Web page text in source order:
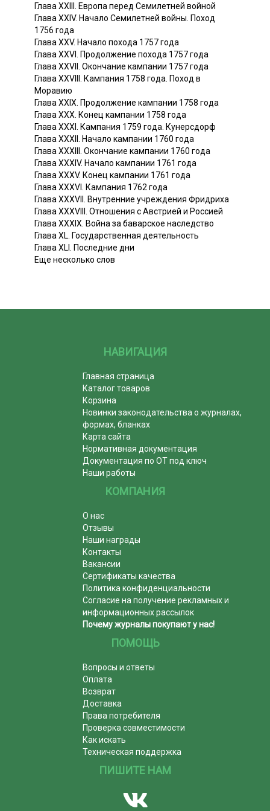
Глава XXIII. Европа перед Семилетней войной
Глава XXIV. Начало Семилетней войны. Поход
1756 года
Глава XXV. Начало похода 1757 года
Глава XXVI. Продолжение похода 1757 года
Глава XXVII. Окончание кампании 1757 года
Глава XXVIII. Кампания 1758 года. Поход в
Моравию
Глава XXIX. Продолжение кампании 1758 года
Глава XXX. Конец кампании 1758 года
Глава XXXI. Кампания 1759 года. Кунерсдорф
Глава XXXII. Начало кампании 1760 года
Глава XXXIII. Окончание кампании 1760 года
Глава XXXIV. Начало кампании 1761 года
Глава XXXV. Конец кампании 1761 года
Глава XXXVI. Кампания 1762 года
Глава XXXVII. Внутренние учреждения Фридриха
Глава XXXVIII. Отношения с Австрией и Россией
Глава XXXIX. Война за баварское наследство
Глава XL. Государственная деятельность
Глава XLI. Последние дни
Еще несколько слов
НАВИГАЦИЯ
Главная страница
Каталог товаров
Корзина
Новинки законодательства о журналах,
формах, бланках
Карта сайта
Нормативная документация
Документация по ОТ под ключ
Наши работы
КОМПАНИЯ
О нас
Отзывы
Наши награды
Контакты
Вакансии
Сертификаты качества
Политика конфиденциальности
Согласие на получение рекламных и
информационных рассылок
Почему журналы покупают у нас!
ПОМОЩЬ
Вопросы и ответы
Оплата
Возврат
Доставка
Права потребителя
Проверка совместимости
Как искать
Техническая поддержка
ПИШИТЕ НАМ